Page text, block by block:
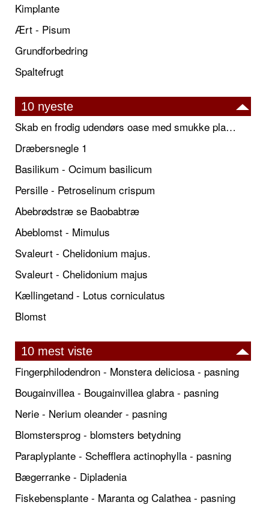
Kimplante
Ært - Pisum
Grundforbedring
Spaltefrugt
10 nyeste
Skab en frodig udendørs oase med smukke plantekrukker og elegante espalier
Dræbersnegle 1
Basilikum - Ocimum basilicum
Persille - Petroselinum crispum
Abebrødstræ se Baobabtræ
Abeblomst - Mimulus
Svaleurt - Chelidonium majus.
Svaleurt - Chelidonium majus
Kællingetand - Lotus corniculatus
Blomst
10 mest viste
Fingerphilodendron - Monstera deliciosa - pasning
Bougainvillea - Bougainvillea glabra - pasning
Nerie - Nerium oleander - pasning
Blomstersprog - blomsters betydning
Paraplyplante - Schefflera actinophylla - pasning
Bægerranke - Dipladenia
Fiskebensplante - Maranta og Calathea - pasning